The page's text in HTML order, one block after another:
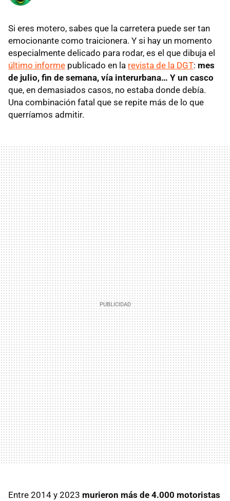
Si eres motero, sabes que la carretera puede ser tan
emocionante como traicionera. Y si hay un momento
especialmente delicado para rodar, es el que dibuja el
último informe publicado en la revista de la DGT: mes
de julio, fin de semana, vía interurbana… Y un casco
que, en demasiados casos, no estaba donde debía.
Una combinación fatal que se repite más de lo que
querríamos admitir.
Entre 2014 y 2023 murieron más de 4.000 motoristas